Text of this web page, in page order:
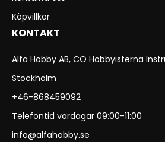
Köpvillkor
KONTAKT
Alfa Hobby AB, CO Hobbyisterna
Stockholm
+46-868459092
Telefontid vardagar 09:00-11:00
info@alfahobby.se